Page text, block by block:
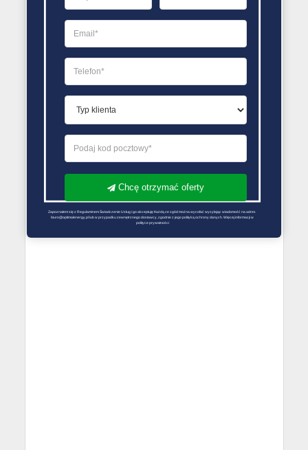
mała masa i rozmiar ułatwia z kolei używanie ich
na urlopie..
Chcę otrzymać oferty
Zapoznałem się z Regulaminem Świadczenie Usług i go akceptuję Każdą ze zgód można wycofać wysyłając wiadomość na adres
biuro@optimalenergy.pl lub w przypadku zewnętrznego dostawcy, zgodnie z jego polityką ochrony danych. Więcej informacji w
polityce prywatności